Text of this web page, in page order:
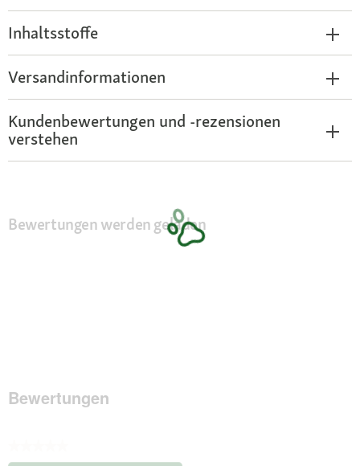
Inhaltsstoffe
Versandinformationen
Kundenbewertungen und -rezensionen
verstehen
Bewertungen werden geladen
Bewertungen
Kein